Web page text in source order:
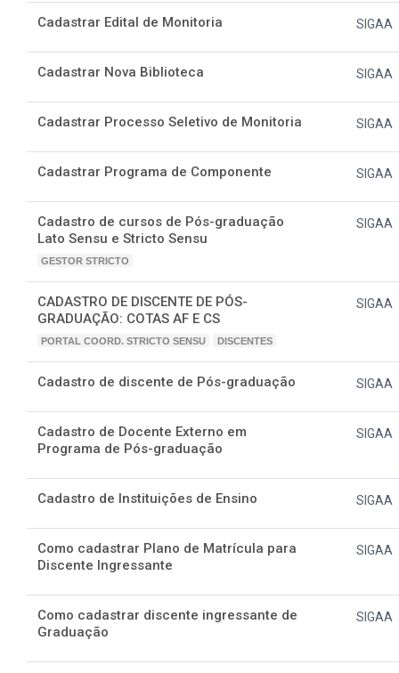
Cadastrar Edital de Monitoria SIGAA
Cadastrar Nova Biblioteca SIGAA
Cadastrar Processo Seletivo de Monitoria SIGAA
Cadastrar Programa de Componente SIGAA
Cadastro de cursos de Pós-graduação
Lato Sensu e Stricto Sensu
GESTOR STRICTO
SIGAA
CADASTRO DE DISCENTE DE PÓS-
GRADUAÇÃO: COTAS AF E CS
PORTAL COORD. STRICTO SENSU DISCENTES
SIGAA
Cadastro de discente de Pós-graduação SIGAA
Cadastro de Docente Externo em
Programa de Pós-graduação
SIGAA
Cadastro de Instituições de Ensino SIGAA
Como cadastrar Plano de Matrícula para
Discente Ingressante
SIGAA
Como cadastrar discente ingressante de
Graduação
SIGAA